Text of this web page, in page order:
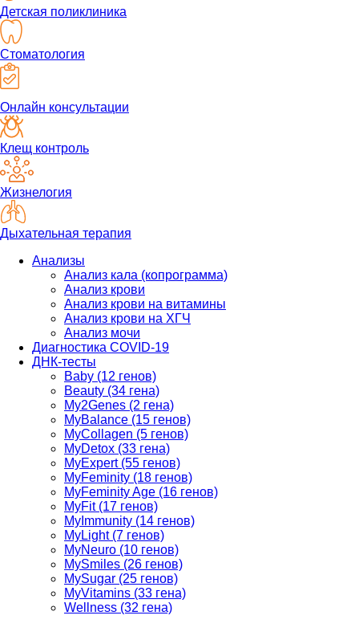
Детская поликлиника
Стоматология
Онлайн консультации
Клещ контроль
Жизнелогия
Дыхательная терапия
Анализы
Анализ кала (копрограмма)
Анализ крови
Анализ крови на витамины
Анализ крови на ХГЧ
Анализ мочи
Диагностика COVID-19
ДНК-тесты
Baby (12 генов)
Beauty (34 гена)
My2Genes (2 гена)
MyBalance (15 генов)
MyCollagen (5 генов)
MyDetox (33 гена)
MyExpert (55 генов)
MyFeminity (18 генов)
MyFeminity Age (16 генов)
MyFit (17 генов)
MyImmunity (14 генов)
MyLight (7 генов)
MyNeuro (10 генов)
MySmiles (26 генов)
MySugar (25 генов)
MyVitamins (33 гена)
Wellness (32 гена)